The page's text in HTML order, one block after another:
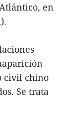
en
civil chino
Se trata